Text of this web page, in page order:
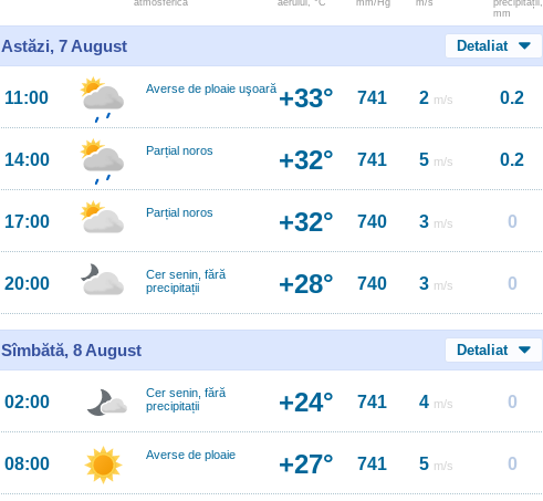
atmosferică
aerului, °C
mm/Hg
m/s
precipitații,
mm
Astăzi, 7 August Detaliat
11:00 Averse de ploaie uşoară +33° 741 2 m/s 0.2
14:00 Parțial noros +32° 741 5 m/s 0.2
17:00 Parțial noros +32° 740 3 m/s 0
20:00
Cer senin, fără
precipitații
+28° 740 3 m/s 0
Sîmbătă, 8 August Detaliat
02:00
Cer senin, fără
precipitații
+24° 741 4 m/s 0
08:00 Averse de ploaie +27° 741 5 m/s 0